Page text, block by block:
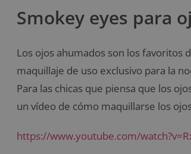
Smokey eyes para
Los ojos ahumados son los favoritos
maquillaje de uso exclusivo para la
Para las chicas que piensa que los
un vídeo de cómo maquillarse los
https://www.youtube.com/